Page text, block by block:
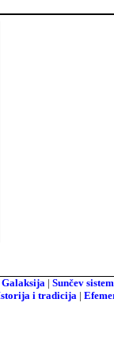
Galaksija | Sunčev sistem
i tradicija|